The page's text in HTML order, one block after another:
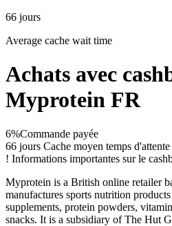
66 jours
Average cache wait time
Achats avec
Myprotein FR
6%Commande payée
66 jours Cache moyen temps d'attente
! Informations importantes sur le
Myprotein is a British online retailer
manufactures sports nutrition
supplements, protein powders,
snacks. It is a subsidiary of The Hut